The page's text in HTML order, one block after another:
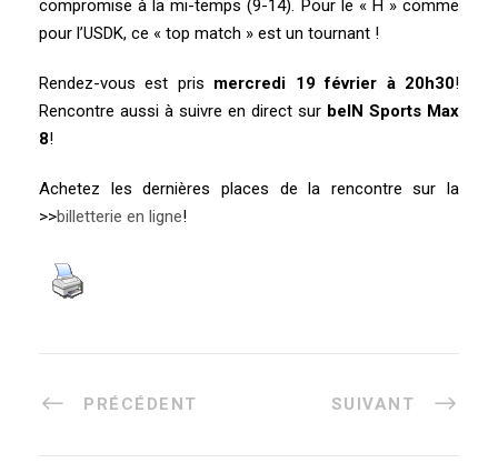
compromise à la mi-temps (9-14). Pour le « H » comme
pour l’USDK, ce « top match » est un tournant !
Rendez-vous est pris mercredi 19 février à 20h30!
Rencontre aussi à suivre en direct sur beIN Sports Max
8!
Achetez les dernières places de la rencontre sur la
>>billetterie en ligne!
PRÉCÉDENT SUIVANT